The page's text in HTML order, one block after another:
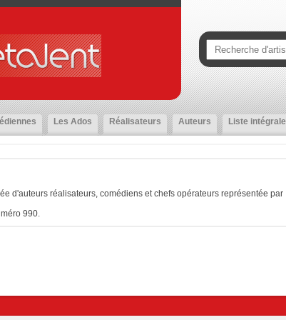
Les Ados Réalisateurs Auteurs Liste intégrale
d'auteurs réalisateurs, comédiens et chefs opérateurs représentée par
990.